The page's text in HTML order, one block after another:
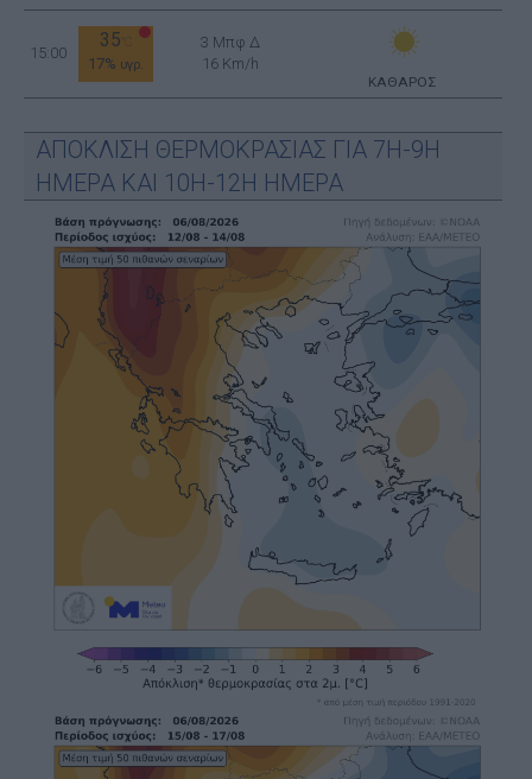
15:00
35
17% υγρ.
3 Μπφ Δ
16 Km/h
ΚΑΘΑΡΟΣ
ΑΠΟΚΛΙΣΗ ΘΕΡΜΟΚΡΑΣΙΑΣ ΓΙΑ 7Η-9Η
ΗΜΕΡΑ ΚΑΙ 10Η-12Η ΗΜΕΡΑ